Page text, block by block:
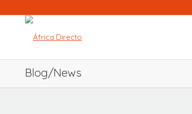
Blog/News